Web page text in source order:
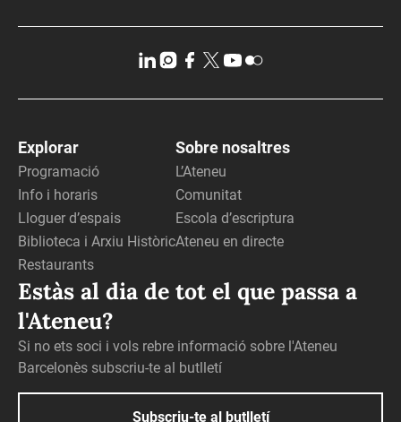
Explorar
Programació
Info i horaris
Lloguer d’espais
Biblioteca i Arxiu Històric
Restaurants
Sobre nosaltres
L’Ateneu
Comunitat
Escola d’escriptura
Ateneu en directe
Estàs al dia de tot el que passa a
l'Ateneu?
Si no ets soci i vols rebre informació sobre l'Ateneu
Barcelonès subscriu-te al butlletí
Subscriu-te al butlletí